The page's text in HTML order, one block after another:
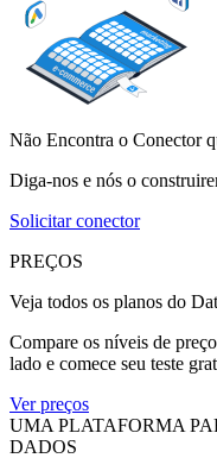
Não Encontra o Conector
Diga-nos e nós o
Solicitar conector
PREÇOS
Veja todos os planos do
Compare os níveis de
lado e comece seu teste
Ver preços
UMA PLATAFORMA
DADOS